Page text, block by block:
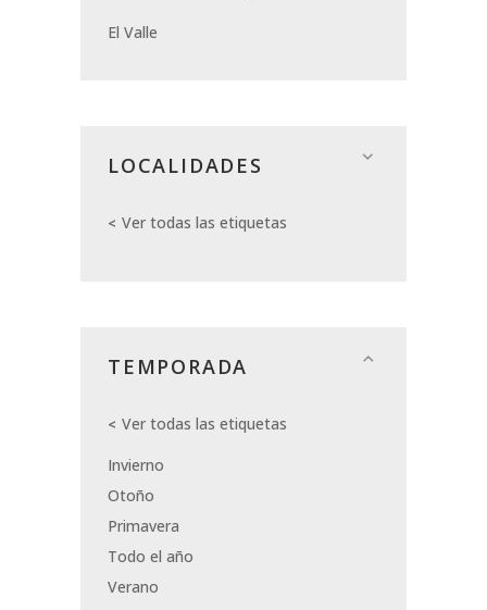
El Valle
LOCALIDADES
Ver todas las etiquetas
TEMPORADA
Ver todas las etiquetas
Invierno
Otoño
Primavera
Todo el año
Verano